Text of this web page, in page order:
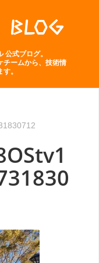
公式ブログ。
チームから、技術情
。